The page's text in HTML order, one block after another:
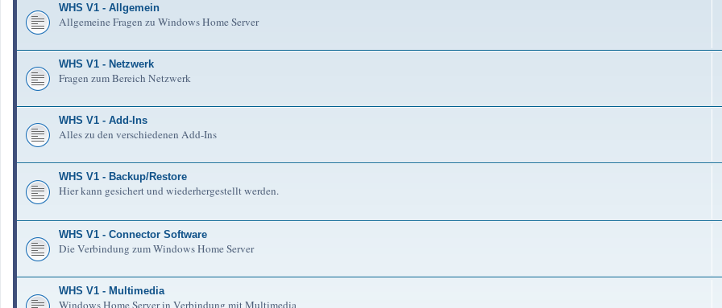
WHS V1 - Allgemein
Allgemeine Fragen zu Windows Home Server
WHS V1 - Netzwerk
Fragen zum Bereich Netzwerk
WHS V1 - Add-Ins
Alles zu den verschiedenen Add-Ins
WHS V1 - Backup/Restore
Hier kann gesichert und wiederhergestellt werden.
WHS V1 - Connector Software
Die Verbindung zum Windows Home Server
WHS V1 - Multimedia
Windows Home Server in Verbindung mit Multimedia